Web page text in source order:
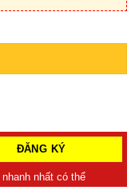
ppm) số lượng
nhất có thể